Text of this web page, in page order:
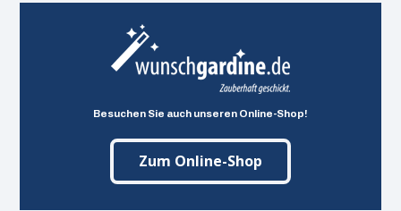
Besuchen Sie auch unseren Online-Shop!
Zum Online-Shop